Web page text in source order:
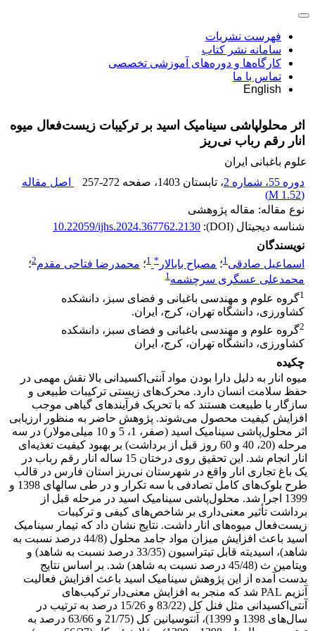
فهرست نشریات
سامانه نشر کتاب
کارگاه‌ها و دوره‌های آموزشی تخصصی
تماس با ما
English
اثر محلولپاشی سینامیک اسید بر ترکیبات زیست‌فعال میوه
انار رقم رباب نی‌ریز
علوم باغبانی ایران
دوره 55، شماره 2
، تابستان 1403 ، صفحه 257-272
اصل مقاله
(
1.52 M
)
نوع مقاله: مقاله پژوهشی
شناسه دیجیتال (DOI):
10.22059/ijhs.2024.367762.2130
نویسندگان
اسماعیل صادقی1؛ مصباح بابالار *
1؛ محمدرضا فتاحی مقدم2؛
محمدعلی عسگری سرچشمه1
1گروه علوم و مهندسی باغبانی و فضای سبز، دانشکده
کشاورزی، دانشگاه تهران، کرج، ایران.
2گروه علوم و مهندسی باغبانی و فضای سبز، دانشکده
کشاورزی، دانشگاه تهران، کرج، ایران
چکیده
میوه انار به دلیل دارا بودن مواد آنتی‌اکسیدانی بالا نقش مهمی در
حفظ سلامت انسان دارد. محرک‌های زیستی ترکیبات طبیعی و
سازگار با طبیعت هستند که با تحریک فرآیندهای گیاهی موجب
افزایش کیفیت محصول می‌شوند. پژوهش حاضر به منظور ارزیابی
اثر محلول‌پاشی سینامیک اسید (صفر، 1، 5 و 10 میلی‌مولار) در سه
مرحله (20، 40 و 60 روز قبل از برداشت) بر بهبود کیفیت تغذیه‌ای
انار انجام شد. این تحقیق روی درختان 15 ساله انار رقم رباب در
یک باغ‌ تجاری انار واقع در شهرستان نی‌ریز استان فارس در قالب
طرح بلوک‌های کامل تصادفی با سه تکرار و در طی سال­های 1398 و
1399 اجرا شد. محلول‌پاشی سینامیک اسید در مرحله قبل از
برداشت تأثیر معنی‌داری بر شاخص‌های کیفی و ترکیبات
زیست‌فعال میوه‌های انار داشت. نتایج نشان داد که تیمار سینامیک
اسید باعث افزایش میزان مواد جامد محلول (44/8 درصد نسبت به
شاهد)، اسیدیته قابل تیتراسیون (33/35 درصد نسبت به شاهد) و
ویتامین ث (45/48 درصد نسبت به شاهد) شد. بر اساس نتایج
بدست آمده از این پژوهش سینامیک اسید باعث افزایش فعالیت
آنزیم PAL شد که منجر به افزایش معنی‌دار ترکیب‌های
آنتی‌اکسیدانی مثل فنل کل (83/22 و 15/26 درصد به‌ ترتیب در
سال‌های 1398 و 1399)، آنتوسیانین کل (21/75 و 63/66 درصد به